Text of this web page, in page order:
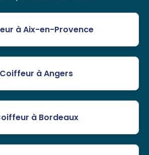
à Aix-en-Provence
Coiffeur à Angers
à Bordeaux